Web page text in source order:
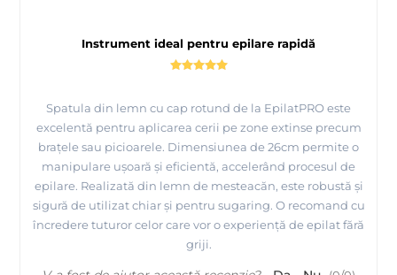
Instrument ideal pentru epilare rapidă
Spatula din lemn cu cap rotund de la EpilatPRO este
excelentă pentru aplicarea cerii pe zone extinse precum
brațele sau picioarele. Dimensiunea de 26cm permite o
manipulare ușoară și eficientă, accelerând procesul de
epilare. Realizată din lemn de mesteacăn, este robustă și
sigură de utilizat chiar și pentru sugaring. O recomand cu
încredere tuturor celor care vor o experiență de epilat fără
griji.